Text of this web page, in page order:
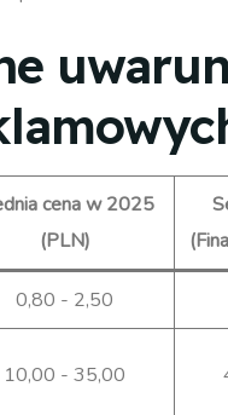
cena w 2025
(PLN)
0,80 - 2,50
10,00 - 35,00